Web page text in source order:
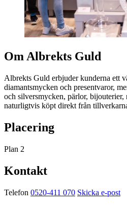
Om Albrekts Guld
Albrekts Guld erbjuder kunderna ett
diamantsmycken och presentvaror,
och silversmycken, pärlor,
naturligtvis köpt direkt från
Placering
Plan 2
Kontakt
Telefon 0520-411 070 Skicka e-post